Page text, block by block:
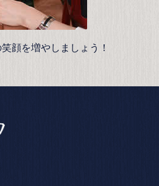
顔を増やしましょう！